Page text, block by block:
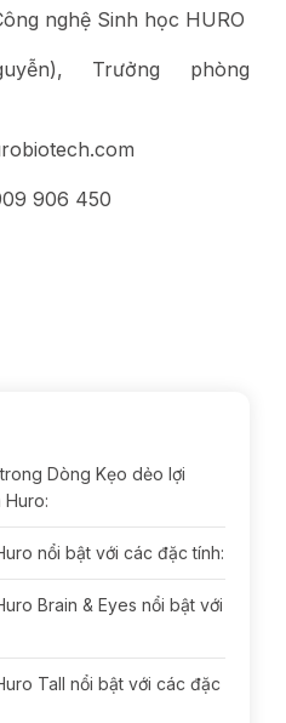
nghệ Sinh học HURO
Trưởng phòng
906 450
Dòng Kẹo dẻo lợi
Huro:
nổi bật với các đặc tính:
Brain & Eyes nổi bật với
Tall nổi bật với các đặc